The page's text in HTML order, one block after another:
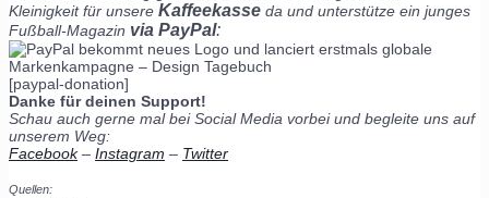
Kleinigkeit für unsere Kaffeekasse da und unterstütze ein junges
Fußball-Magazin via PayPal:
[paypal-donation]
Danke für deinen Support!
Schau auch gerne mal bei Social Media vorbei und begleite uns auf
unserem Weg:
Facebook– Instagram – Twitter
Quellen: